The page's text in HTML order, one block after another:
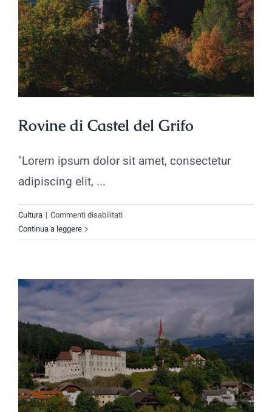
Rovine di Castel del Grifo
"Lorem ipsum dolor sit amet, consectetur
adipiscing elit, ...
Cultura | Commenti disabilitatisu
di
Continua a leggere